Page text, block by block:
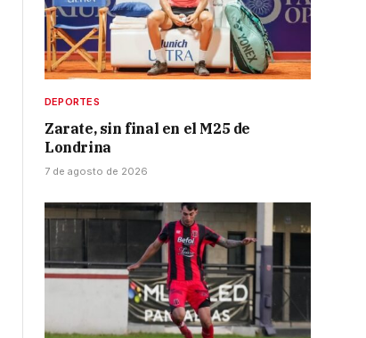
DEPORTES
Zarate, sin final en el M25 de
Londrina
7 de agosto de 2026